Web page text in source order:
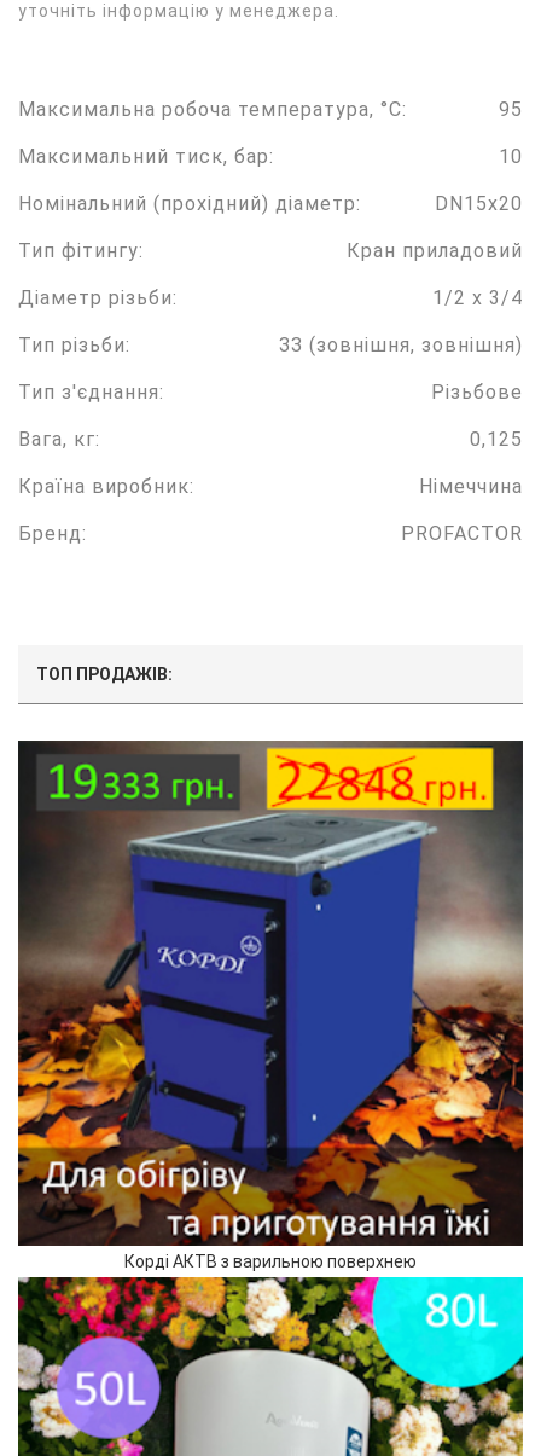
уточніть інформацію у менеджера.
Максимальна робоча температура, °С: 95
Максимальний тиск, бар: 10
Номінальний (прохідний) діаметр: DN15x20
Тип фітингу: Кран приладовий
Діаметр різьби: 1/2 x 3/4
Тип різьби: ЗЗ (зовнішня, зовнішня)
Тип з'єднання: Різьбове
Вага, кг: 0,125
Країна виробник: Німеччина
Бренд: PROFACTOR
ТОП ПРОДАЖІВ:
Корді АКТВ з варильною поверхнею